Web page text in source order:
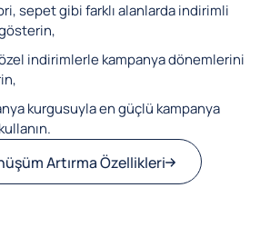
sepet gibi farklı alanlarda indirimli
indirimlerle kampanya dönemlerini
kurgusuyla en güçlü kampanya
Artırma Özellikleri